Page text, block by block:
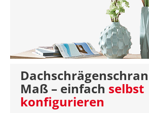
Maß – einfach selbst
konfigurieren